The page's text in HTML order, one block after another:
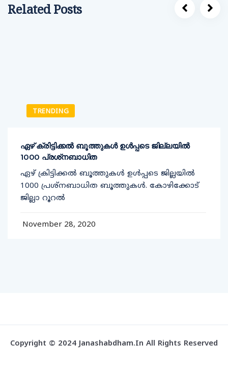
Related Posts
TRENDING
ഏഴ് ക്രിട്ടിക്കല്‍ ബൂത്തുകള്‍ ഉള്‍പ്പടെ ജില്ലയില്‍
1000 പ്രശ്‌നബാധിത
ഏഴ് ക്രിട്ടിക്കല്‍ ബൂത്തുകള്‍ ഉള്‍പ്പടെ ജില്ലയില്‍
1000 പ്രശ്‌നബാധിത ബൂത്തുകള്‍. കോഴിക്കോട്
ജില്ലാ റൂറല്‍
November 28, 2020
Copyright © 2024 Janashabdham.in All Rights Reserved